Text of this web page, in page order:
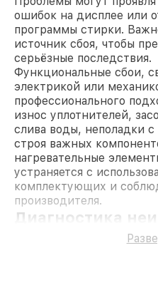
ошибок на дисплее или
программы стирки.
источник сбоя, чтобы
серьёзные последствия.
Функциональные сбои,
электрикой или
профессионального
износ уплотнителей,
слива воды, неполадки
строя важных
нагревательные
устраняется с
комплектующих и
производителя.
Диагностика
стиральных